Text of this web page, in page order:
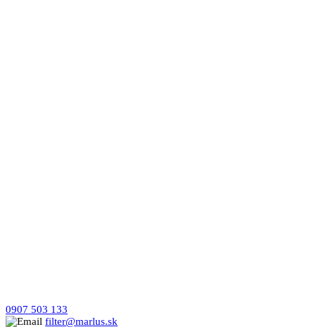
0907 503 133
filter@marlus.sk